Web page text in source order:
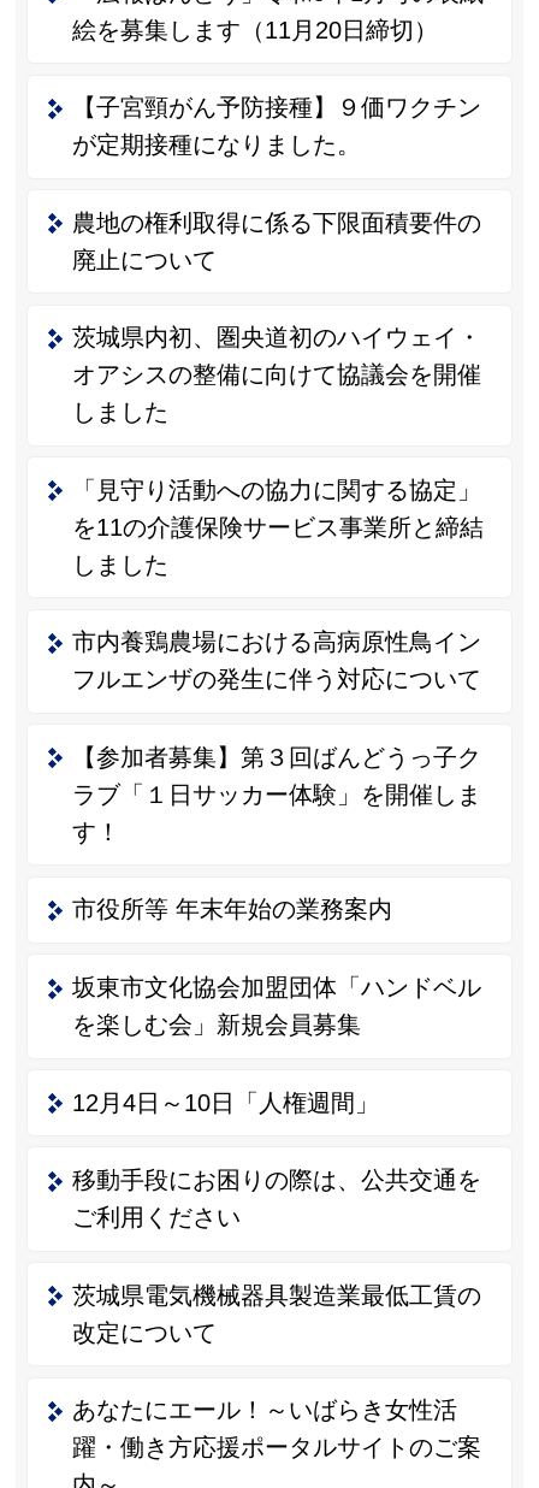
絵を募集します（11月20日締切）
【子宮頸がん予防接種】９価ワクチン
が定期接種になりました。
農地の権利取得に係る下限面積要件の
廃止について
茨城県内初、圏央道初のハイウェイ・
オアシスの整備に向けて協議会を開催
しました
「見守り活動への協力に関する協定」
を11の介護保険サービス事業所と締結
しました
市内養鶏農場における高病原性鳥イン
フルエンザの発生に伴う対応について
【参加者募集】第３回ばんどうっ子ク
ラブ「１日サッカー体験」を開催しま
す！
市役所等 年末年始の業務案内
坂東市文化協会加盟団体「ハンドベル
を楽しむ会」新規会員募集
12月4日～10日「人権週間」
移動手段にお困りの際は、公共交通を
ご利用ください
茨城県電気機械器具製造業最低工賃の
改定について
あなたにエール！～いばらき女性活
躍・働き方応援ポータルサイトのご案